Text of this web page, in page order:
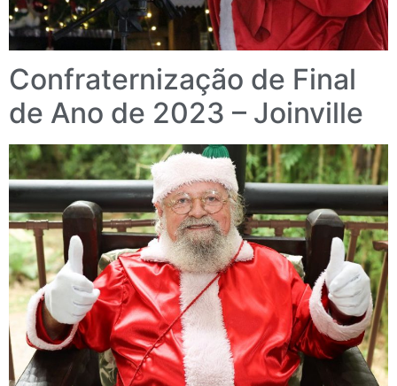
Confraternização de Final
de Ano de 2023 – Joinville